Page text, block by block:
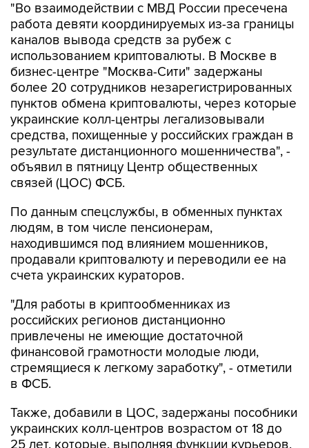
"Во взаимодействии с МВД России пресечена
работа девяти координируемых из-за границы
каналов вывода средств за рубеж с
использованием криптовалюты. В Москве в
бизнес-центре "Москва-Сити" задержаны
более 20 сотрудников незарегистрированных
пунктов обмена криптовалюты, через которые
украинские колл-центры легализовывали
средства, похищенные у российских граждан в
результате дистанционного мошенничества", -
объявил в пятницу Центр общественных
связей (ЦОС) ФСБ.
По данным спецслужбы, в обменных пунктах
людям, в том числе пенсионерам,
находившимся под влиянием мошенников,
продавали криптовалюту и переводили ее на
счета украинских кураторов.
"Для работы в криптообменниках из
российских регионов дистанционно
привлечены не имеющие достаточной
финансовой грамотности молодые люди,
стремящиеся к легкому заработку", - отметили
в ФСБ.
Также, добавили в ЦОС, задержаны пособники
украинских колл-центров возрастом от 18 до